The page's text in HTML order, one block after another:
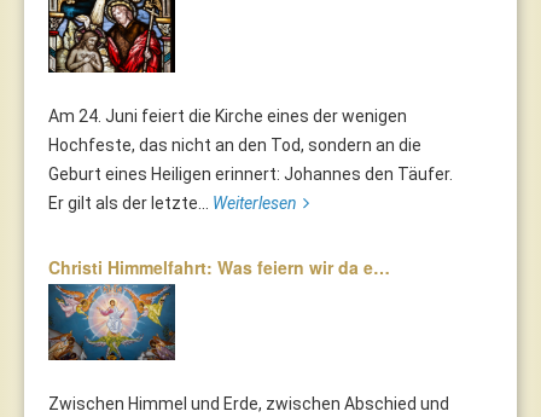
Am 24. Juni feiert die Kirche eines der wenigen
Hochfeste, das nicht an den Tod, sondern an die
Geburt eines Heiligen erinnert: Johannes den Täufer.
Er gilt als der letzte... Weiterlesen
Christi Himmelfahrt: Was feiern wir da e…
Zwischen Himmel und Erde, zwischen Abschied und